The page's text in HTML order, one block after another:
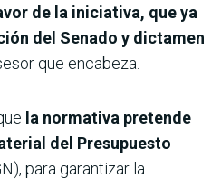
de la iniciativa, que ya
del Senado y dictamen
que encabeza.
la normativa pretende
del Presupuesto
para garantizar la